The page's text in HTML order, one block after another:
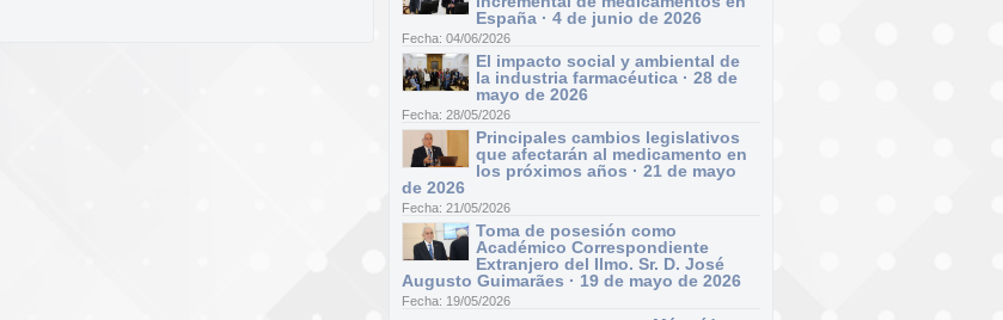
España · 4 de junio de 2026
Fecha: 04/06/2026
El impacto social y ambiental de
la industria farmacéutica · 28 de
mayo de 2026
Fecha: 28/05/2026
Principales cambios legislativos
que afectarán al medicamento en
los próximos años · 21 de mayo
de 2026
Fecha: 21/05/2026
Toma de posesión como
Académico Correspondiente
Extranjero del Ilmo. Sr. D. José
Augusto Guimarães · 19 de mayo de 2026
Fecha: 19/05/2026